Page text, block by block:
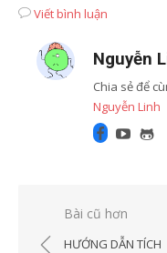
Viết bình luận
Nguyễn
Chia sẻ để
Nguyễn Linh
Facebook
Điều
hướng
Bài cũ hơn
HƯỚNG DẪN TÍCH